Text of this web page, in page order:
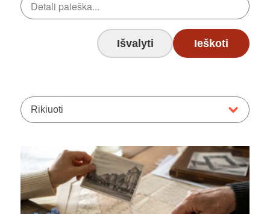
Išvalyti Ieškoti
Rikiuoti